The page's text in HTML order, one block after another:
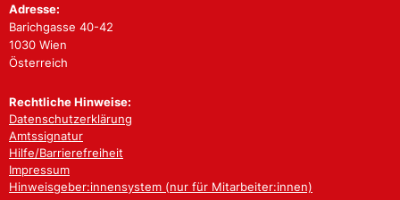
Adresse:
Barichgasse 40-42
1030 Wien
Österreich
Rechtliche Hinweise:
Datenschutzerklärung
Amtssignatur
Hilfe/Barrierefreiheit
Impressum
Hinweisgeber:innensystem (nur für Mitarbeiter:innen)